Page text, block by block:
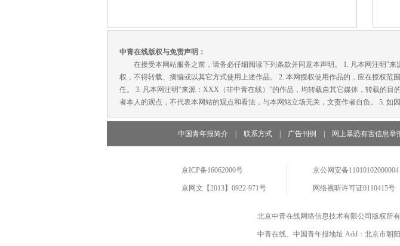
中青在线版权与免责声明：
在接受本网站服务之前，请务必仔细阅读下列条款并同意本声明。 1. 凡本网注明"来
权，不得转载、摘编或以其它方式使用上述作品。 2. 本网授权使用作品的，应在授权
任。 3. 凡本网注明“来源：XXX（非中青在线）”的作品，均转载自其它媒体，转载的
者本人的观点，不代表本网站的观点和看法，与本网站立场无关，文责作者自负。 5. 如
中国青年报简介 联系方式 广告刊例 网上暴恐有害信息举
京ICP备16062000号
京网文【2013】0922-971号
京公网安备11010102000004
网络视听许可证0110415号
北京中青在线网络信息技术有限公司版权
中青在线、中国青年报地址 Add：北京市朝